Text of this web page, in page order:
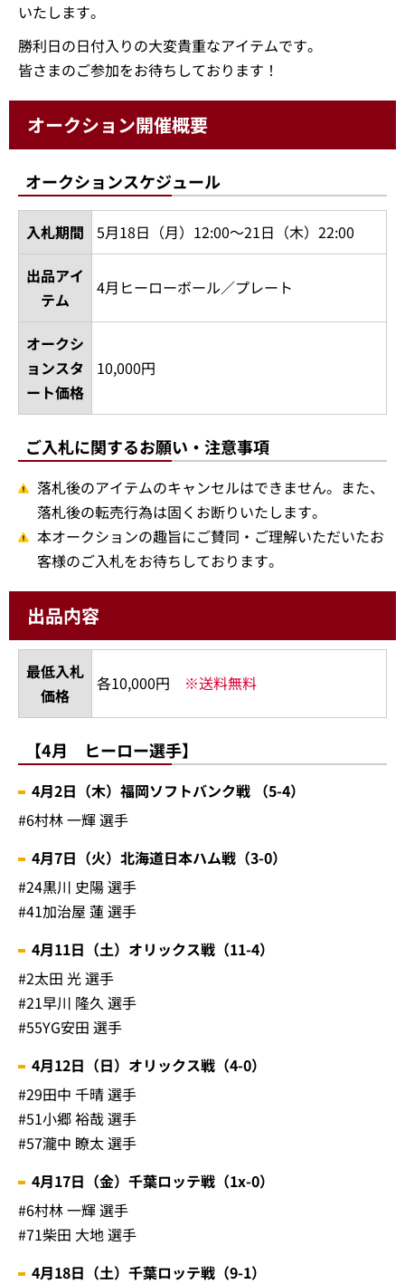
いたします。
勝利日の日付入りの大変貴重なアイテムです。
皆さまのご参加をお待ちしております！
オークション開催概要
オークションスケジュール
入札期間
5月18日（月）12:00～21日（木）22:00
出品アイ
テム
4月ヒーローボール／プレート
オークシ
ョンスタ
ート価格
10,000円
ご入札に関するお願い・注意事項
落札後のアイテムのキャンセルはできません。また、
落札後の転売行為は固くお断りいたします。
本オークションの趣旨にご賛同・ご理解いただいたお
客様のご入札をお待ちしております。
出品内容
最低入札
価格
各10,000円 ※送料無料
【4月 ヒーロー選手】
4月2日（木）福岡ソフトバンク戦 （5-4）
#6村林 一輝 選手
4月7日（火）北海道日本ハム戦（3-0）
#24黒川 史陽 選手
#41加治屋 蓮 選手
4月11日（土）オリックス戦（11-4）
#2太田 光 選手
#21早川 隆久 選手
#55YG安田 選手
4月12日（日）オリックス戦（4-0）
#29田中 千晴 選手
#51小郷 裕哉 選手
#57瀧中 瞭太 選手
4月17日（金）千葉ロッテ戦（1x-0）
#6村林 一輝 選手
#71柴田 大地 選手
4月18日（土）千葉ロッテ戦（9-1）